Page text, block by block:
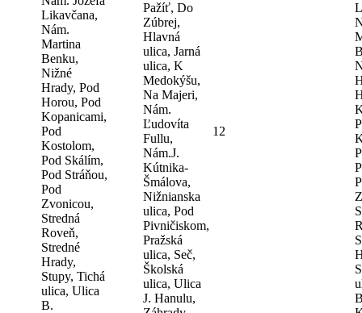
Likavčana,
Nám.
Martina
Benku,
Nižné
Hrady, Pod
Horou, Pod
Kopanicami,
Pod
Kostolom,
Pod Skálím,
Pod Stráňou,
Pod
Zvonicou,
Stredná
Roveň,
Stredné
Hrady,
Stupy, Tichá
ulica, Ulica
B.
Pažíť, Do
Zúbrej,
Hlavná
ulica, Jarná
ulica, K
Medokýšu,
Na Majeri,
Nám.
Ľudovíta
Fullu,
Nám.J.
Kútnika-
Šmálova,
Nižnianska
ulica, Pod
Pivničiskom,
Pražská
ulica, Seč,
Školská
ulica, Ulica
J. Hanulu,
12